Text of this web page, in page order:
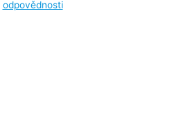
odpovědnosti